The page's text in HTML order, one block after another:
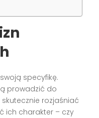
specyfikę.
prowadzić do
rozjaśniać
ich charakter – czy